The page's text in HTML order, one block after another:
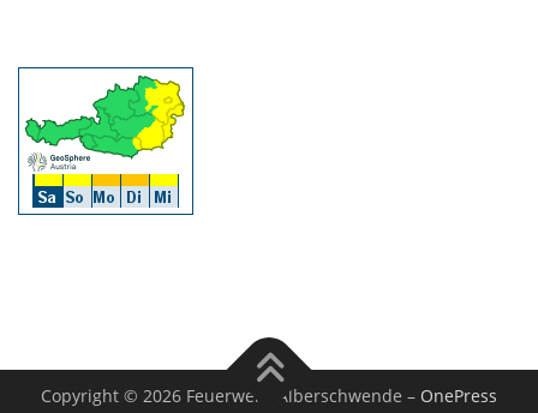
Copyright © 2026 Feuerwehr Alberschwende – OnePress